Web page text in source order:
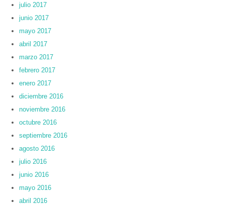
julio 2017
junio 2017
mayo 2017
abril 2017
marzo 2017
febrero 2017
enero 2017
diciembre 2016
noviembre 2016
octubre 2016
septiembre 2016
agosto 2016
julio 2016
junio 2016
mayo 2016
abril 2016